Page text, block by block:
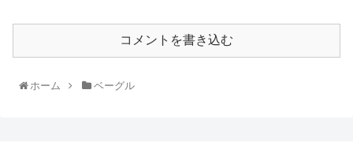
コメントを書き込む
ホーム ベーグル